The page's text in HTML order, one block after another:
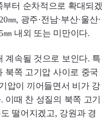
터 순차적으로 확대되겠
, 광주·전남·부산·울산·
내외 또는 미만이다.
계속될 것으로 보인다. 특
북쪽 고기압 사이로 중국
압이 끼어들면서 비가 강
이때 찬 성질의 북쪽 고기
떨어지겠고, 강원과 경